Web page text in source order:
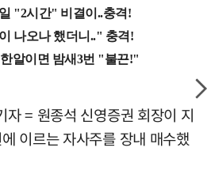
자 = 원종석 신영증권 회장이 지
이르는 자사주를 장내 매수했